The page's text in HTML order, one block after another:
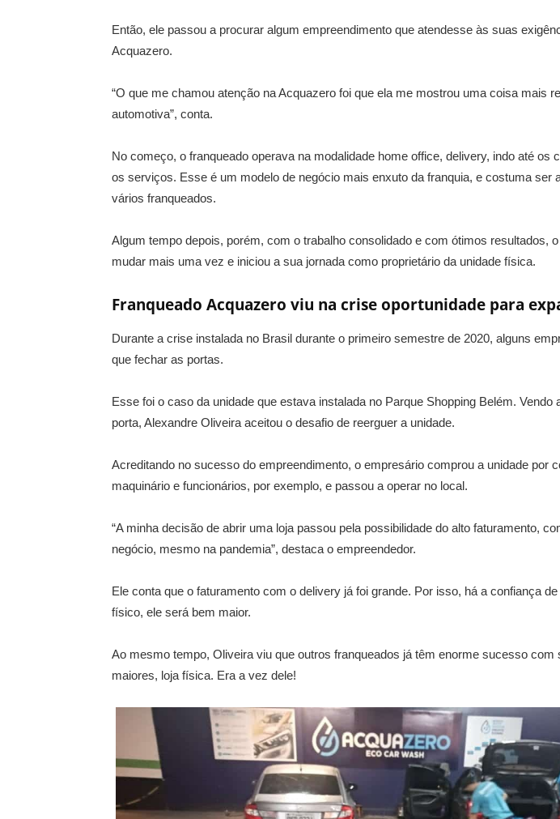
Então, ele passou a procurar algum empreendimento que atendesse às suas
Acquazero.
“O que me chamou atenção na Acquazero foi que ela me mostrou uma coisa mais
automotiva”, conta.
No começo, o franqueado operava na modalidade home office, delivery, indo até os
os serviços. Esse é um modelo de negócio mais enxuto da franquia, e costuma ser
vários franqueados.
Algum tempo depois, porém, com o trabalho consolidado e com ótimos resultados,
mudar mais uma vez e iniciou a sua jornada como proprietário da unidade física.
Franqueado Acquazero viu na crise oportunidade para
Durante a crise instalada no Brasil durante o primeiro semestre de 2020, alguns
que fechar as portas.
Esse foi o caso da unidade que estava instalada no Parque Shopping Belém. Vendo
porta, Alexandre Oliveira aceitou o desafio de reerguer a unidade.
Acreditando no sucesso do empreendimento, o empresário comprou a unidade por
maquinário e funcionários, por exemplo, e passou a operar no local.
“A minha decisão de abrir uma loja passou pela possibilidade do alto faturamento,
negócio, mesmo na pandemia”, destaca o empreendedor.
Ele conta que o faturamento com o delivery já foi grande. Por isso, há a confiança
físico, ele será bem maior.
Ao mesmo tempo, Oliveira viu que outros franqueados já têm enorme sucesso com
maiores, loja física. Era a vez dele!